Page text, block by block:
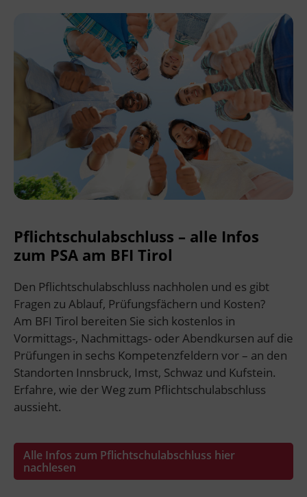
Der Pflichtschulabschluss für Erwachsene
wird aus Mitteln des Landes Tirol und des
Bundesministeriums für Frauen, Wissenschaft
und Forschung finanziert.
(www.initiative-erwachsenenbildung.at
Veranstaltungsort
BFI Schwaz
Münchner Straße 20
Pflichtschulabschluss – alle Infos
zum PSA am BFI Tirol
Den Pflichtschulabschluss nachholen und es gibt
Fragen zu Ablauf, Prüfungsfächern und Kosten?
Am BFI Tirol bereiten Sie sich kostenlos in
Vormittags-, Nachmittags- oder Abendkursen auf die
Prüfungen in sechs Kompetenzfeldern vor – an den
Standorten Innsbruck, Imst, Schwaz und Kufstein.
Erfahre, wie der Weg zum Pflichtschulabschluss
aussieht.
Alle Infos zum Pflichtschulabschluss hier
nachlesen